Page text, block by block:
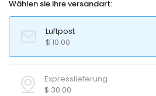
Wählen sie ihre versandart:
Luftpost
$ 10.00
Expresslieferung
$ 30.00